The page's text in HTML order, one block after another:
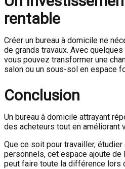
rentable
Créer un bureau à domicile ne
de grands travaux. Avec
vous pouvez transformer une
salon ou un sous-sol en espace
Conclusion
Un bureau à domicile attrayant
des acheteurs tout en améliorant
Que ce soit pour travailler,
personnels, cet espace ajoute
peut faire toute la différence lors